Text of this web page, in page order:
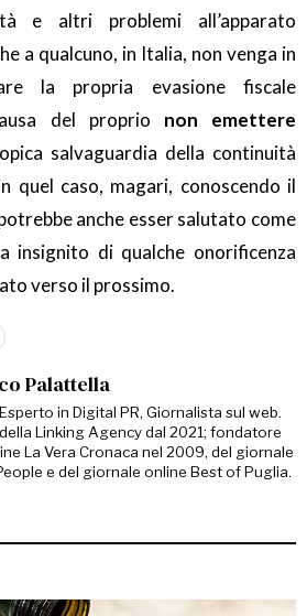
e altri problemi all’apparato
a qualcuno, in Italia, non venga in
la propria evasione fiscale
del proprio non emettere
salvaguardia della continuità
quel caso, magari, conoscendo il
anche esser salutato come
insignito di qualche onorificenza
verso il prossimo.
Palattella
in Digital PR, Giornalista sul web.
Linking Agency dal 2021; fondatore
La Vera Cronaca nel 2009, del giornale
e del giornale online Best of Puglia.